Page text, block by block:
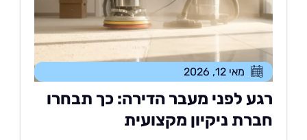
מאי 12, 2026
לפני מעבר הדירה: כך תבחרו
ניקיון מקצועית